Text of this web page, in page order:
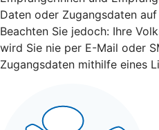
Daten oder Zugangsdaten
Beachten Sie jedoch: Ihre
wird Sie nie per E-Mail oder
Zugangsdaten mithilfe eines